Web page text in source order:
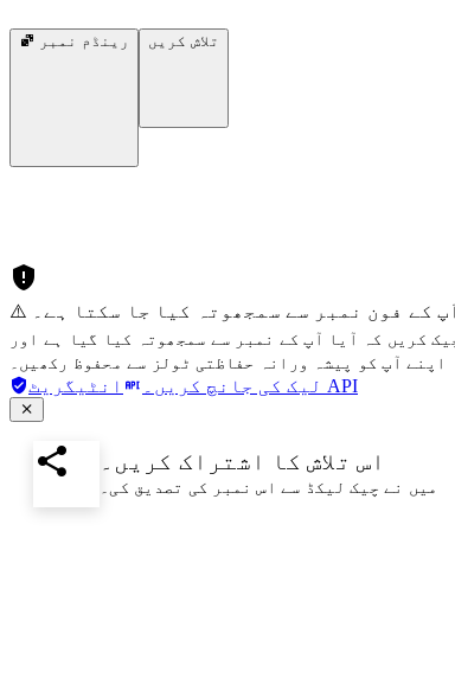
رینڈم نمبر تلاش کریں
آپ کے فون نمبر سے سمجھوتہ کیا جا سکتا ہے۔
کریں کہ آیا آپ کے نمبر سے سمجھوتہ کیا گیا ہے اور
اپنے آپ کو پیشہ ورانہ حفاظتی ٹولز سے محفوظ رکھیں۔
لیک کی جانچ کریں۔ انٹیگریٹ API
اس تلاش کا اشتراک کریں۔
میں نے چیک لیکڈ سے اس نمبر کی تصدیق کی۔